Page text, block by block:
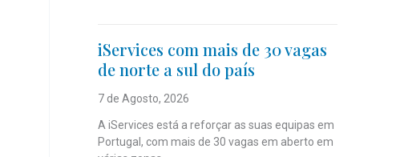
iServices com mais de 30 vagas
de norte a sul do país
7 de Agosto, 2026
A iServices está a reforçar as suas equipas em
Portugal, com mais de 30 vagas em aberto em